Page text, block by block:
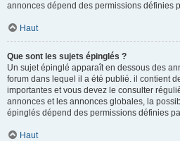
annonces dépend des permissions définies
Haut
Que sont les sujets épinglés ?
Un sujet épinglé apparaît en dessous des
forum dans lequel il a été publié. il contient
importantes et vous devez le consulter
annonces et les annonces globales, la
épinglés dépend des permissions définies
Haut